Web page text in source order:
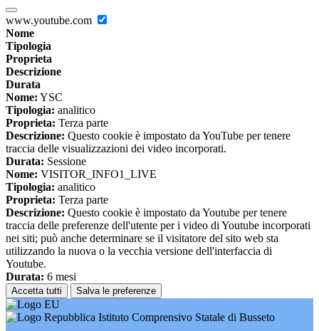
www.youtube.com
Nome
Tipologia
Proprieta
Descrizione
Durata
Nome: YSC
Tipologia: analitico
Proprieta: Terza parte
Descrizione: Questo cookie è impostato da YouTube per tenere
traccia delle visualizzazioni dei video incorporati.
Durata: Sessione
Nome: VISITOR_INFO1_LIVE
Tipologia: analitico
Proprieta: Terza parte
Descrizione: Questo cookie è impostato da Youtube per tenere
traccia delle preferenze dell'utente per i video di Youtube incorporati
nei siti; può anche determinare se il visitatore del sito web sta
utilizzando la nuova o la vecchia versione dell'interfaccia di
Youtube.
Durata: 6 mesi
Accetta tutti Salva le preferenze
Istituto Comprensivo Statale di Busseto